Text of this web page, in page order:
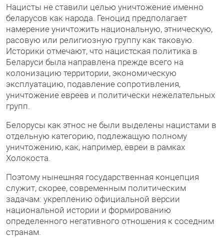
Нацисты не ставили целью уничтожение именно
беларусов как народа. Геноцид предполагает
намерение уничтожить национальную, этническую,
расовую или религиозную группу как таковую.
Историки отмечают, что нацистская политика в
Беларуси была направлена прежде всего на
колонизацию территории, экономическую
эксплуатацию, подавление сопротивления,
уничтожение евреев и политически нежелательных
групп.
Белорусы как этнос не были выделены нацистами в
отдельную категорию, подлежащую полному
уничтожению, как, например, евреи в рамках
Холокоста.
Поэтому нынешняя государственная концепция
служит, скорее, современным политическим
задачам: укреплению официальной версии
национальной истории и формированию
определенного негативного отношения к соседним
странам.